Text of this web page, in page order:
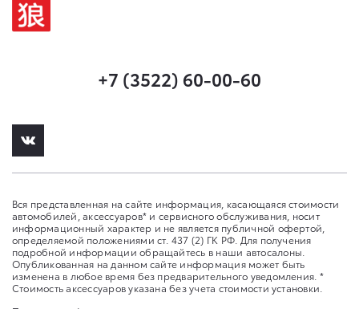
+7 (3522) 60-00-60
Вся представленная на сайте информация, касающаяся стоимости
автомобилей, аксессуаров* и сервисного обслуживания, носит
информационный характер и не является публичной офертой,
определяемой положениями ст. 437 (2) ГК РФ. Для получения
подробной информации обращайтесь в наши автосалоны.
Опубликованная на данном сайте информация может быть
изменена в любое время без предварительного уведомления. *
Стоимость аксессуаров указана без учета стоимости установки.